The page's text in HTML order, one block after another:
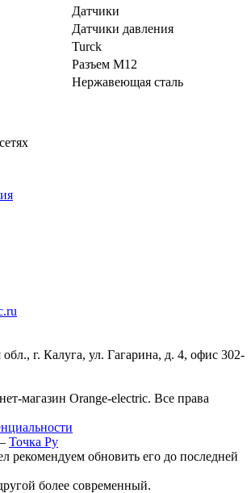
Датчики
Датчики давления
Turck
Разъем M12
Нержавеющая сталь
г. Калуга, ул. Гагарина, д. 4, офис 302-
магазин Orange-electric. Все права
Точка Ру
рекомендуем обновить его до последней
более современный.